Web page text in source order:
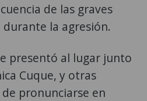
de las graves
la agresión.
presentó al lugar junto
Cuque, y otras
pronunciarse en